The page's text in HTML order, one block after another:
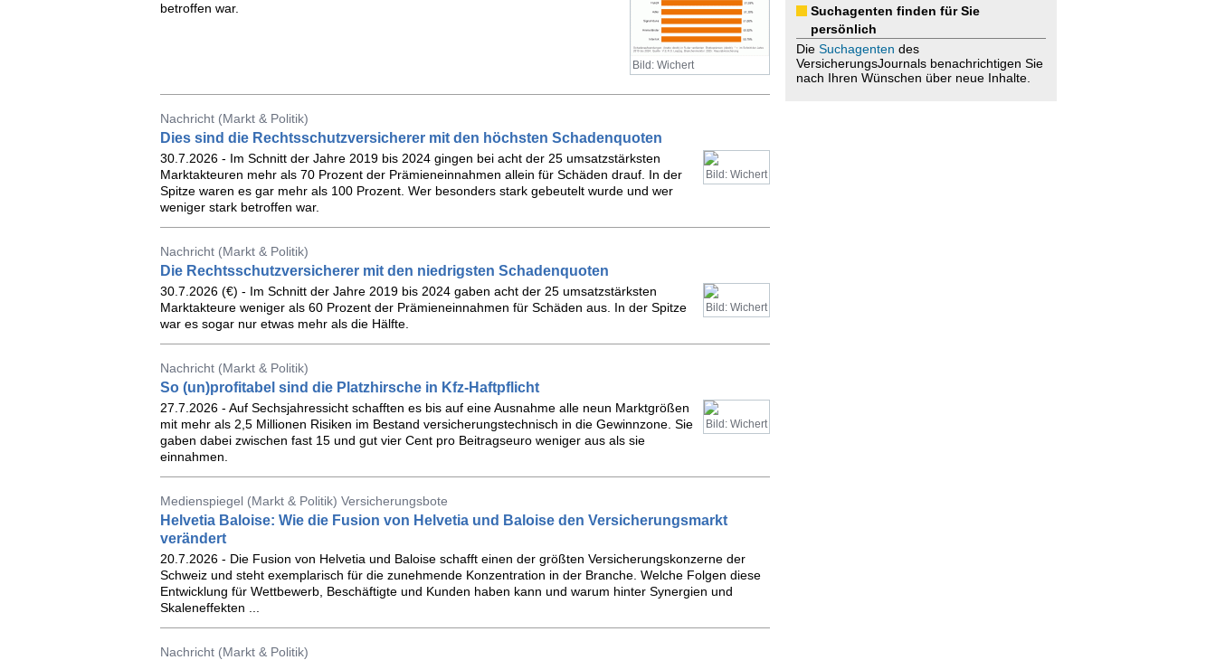
Bild: Wichert
betroffen war.
Nachricht (Markt & Politik)
Dies sind die Rechtsschutzversicherer mit den höchsten Schadenquoten
Bild: Wichert
30.7.2026 - Im Schnitt der Jahre 2019 bis 2024 gingen bei acht der 25 umsatzstärksten
Marktakteuren mehr als 70 Prozent der Prämieneinnahmen allein für Schäden drauf. In der
Spitze waren es gar mehr als 100 Prozent. Wer besonders stark gebeutelt wurde und wer
weniger stark betroffen war.
Nachricht (Markt & Politik)
Die Rechtsschutzversicherer mit den niedrigsten Schadenquoten
Bild: Wichert
30.7.2026 (€) - Im Schnitt der Jahre 2019 bis 2024 gaben acht der 25 umsatzstärksten
Marktakteure weniger als 60 Prozent der Prämieneinnahmen für Schäden aus. In der Spitze
war es sogar nur etwas mehr als die Hälfte.
Nachricht (Markt & Politik)
So (un)profitabel sind die Platzhirsche in Kfz-Haftpflicht
Bild: Wichert
27.7.2026 - Auf Sechsjahressicht schafften es bis auf eine Ausnahme alle neun Marktgrößen
mit mehr als 2,5 Millionen Risiken im Bestand versicherungstechnisch in die Gewinnzone. Sie
gaben dabei zwischen fast 15 und gut vier Cent pro Beitragseuro weniger aus als sie
einnahmen.
Medienspiegel (Markt & Politik) Versicherungsbote
Helvetia Baloise: Wie die Fusion von Helvetia und Baloise den Versicherungsmarkt
verändert
20.7.2026 - Die Fusion von Helvetia und Baloise schafft einen der größten Versicherungskonzerne der
Schweiz und steht exemplarisch für die zunehmende Konzentration in der Branche. Welche Folgen diese
Entwicklung für Wettbewerb, Beschäftigte und Kunden haben kann und warum hinter Synergien und
Skaleneffekten ...
Nachricht (Markt & Politik)
Suchagenten finden für Sie
persönlich
Die Suchagenten des
VersicherungsJournals benachrichtigen Sie
nach Ihren Wünschen über neue Inhalte.